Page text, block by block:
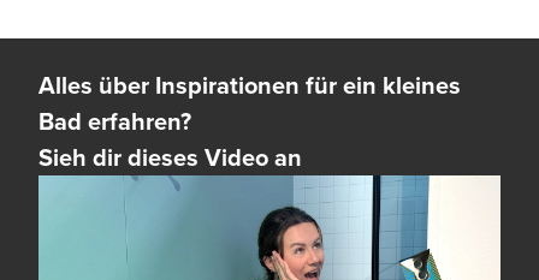
Alles über Inspirationen für ein kleines
Bad erfahren?
Sieh dir dieses Video an